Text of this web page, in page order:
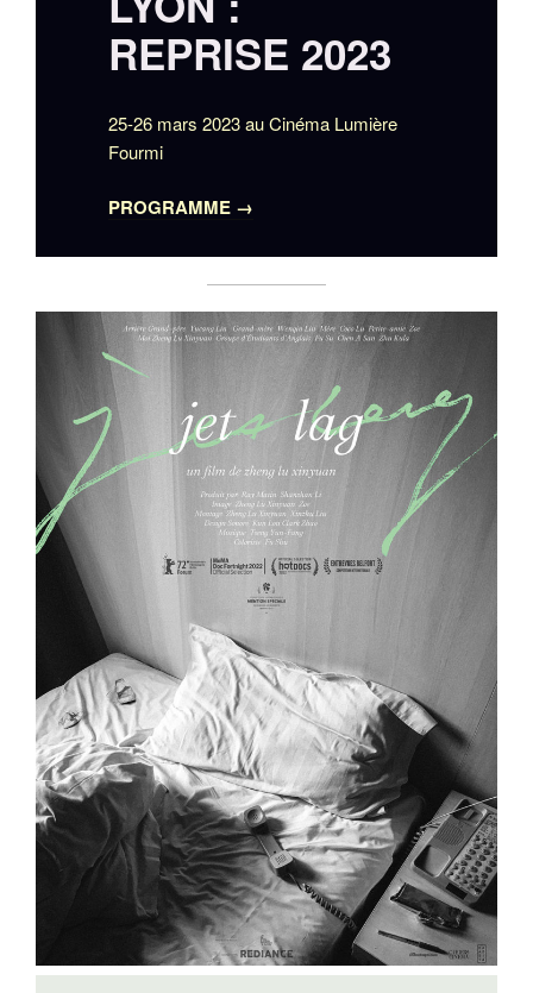
REPRISE 2023
25-26 mars 2023 au Cinéma Lumière
Fourmi
PROGRAMME →